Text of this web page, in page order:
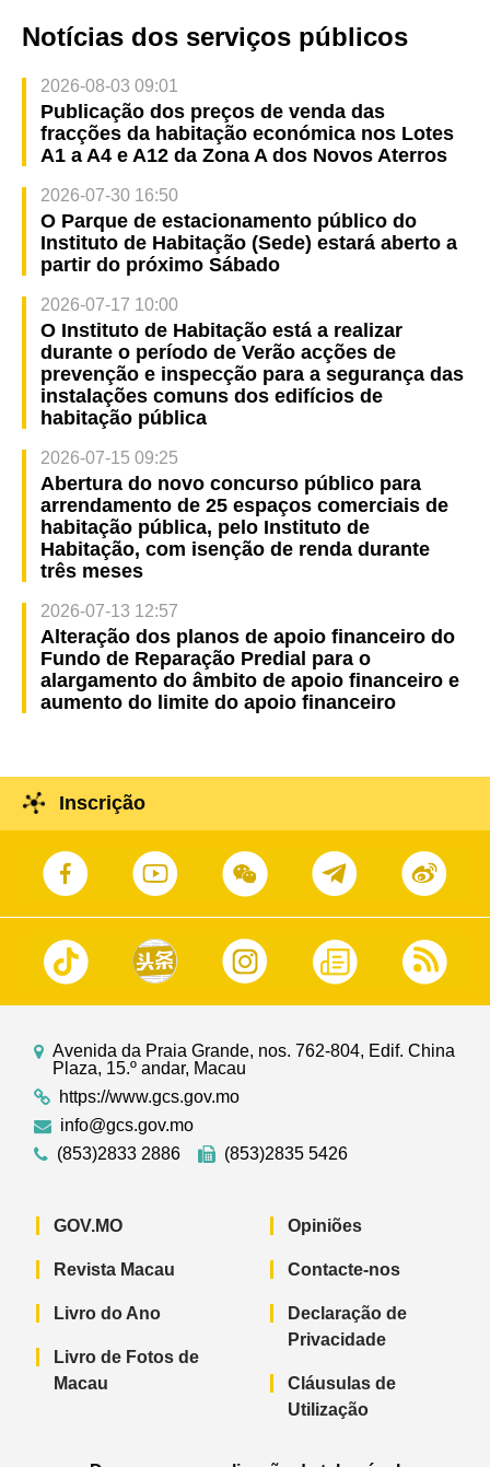
Notícias dos serviços públicos
2026-08-03 09:01
Publicação dos preços de venda das
fracções da habitação económica nos Lotes
A1 a A4 e A12 da Zona A dos Novos Aterros
2026-07-30 16:50
O Parque de estacionamento público do
Instituto de Habitação (Sede) estará aberto a
partir do próximo Sábado
2026-07-17 10:00
O Instituto de Habitação está a realizar
durante o período de Verão acções de
prevenção e inspecção para a segurança das
instalações comuns dos edifícios de
habitação pública
2026-07-15 09:25
Abertura do novo concurso público para
arrendamento de 25 espaços comerciais de
habitação pública, pelo Instituto de
Habitação, com isenção de renda durante
três meses
2026-07-13 12:57
Alteração dos planos de apoio financeiro do
Fundo de Reparação Predial para o
alargamento do âmbito de apoio financeiro e
aumento do limite do apoio financeiro
Inscrição
Avenida da Praia Grande, nos. 762-804, Edif. China
Plaza, 15.º andar, Macau
https://www.gcs.gov.mo
info@gcs.gov.mo
(853)2833 2886
(853)2835 5426
GOV.MO
Revista Macau
Livro do Ano
Livro de Fotos de
Macau
Opiniões
Contacte-nos
Declaração de
Privacidade
Cláusulas de
Utilização